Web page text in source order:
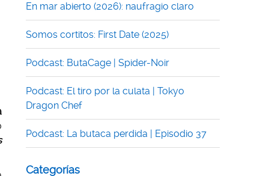
En mar abierto (2026): naufragio claro
Somos cortitos: First Date (2025)
Podcast: ButaCage | Spider-Noir
Podcast: El tiro por la culata | Tokyo
Dragon Chef
Podcast: La butaca perdida | Episodio 37
Categorías